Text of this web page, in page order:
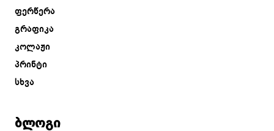
ფერწერა
გრაფიკა
კოლაჟი
პრინტი
სხვა
ბლოგი